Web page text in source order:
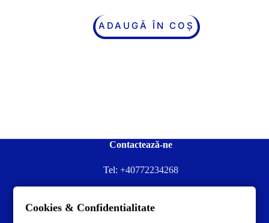
ADAUGĂ ÎN COȘ
Contactează-ne
Tel: +40772234268
Contacteză-ne la:✉️contact@concrete-forma.com
Cookies & Confidentialitate